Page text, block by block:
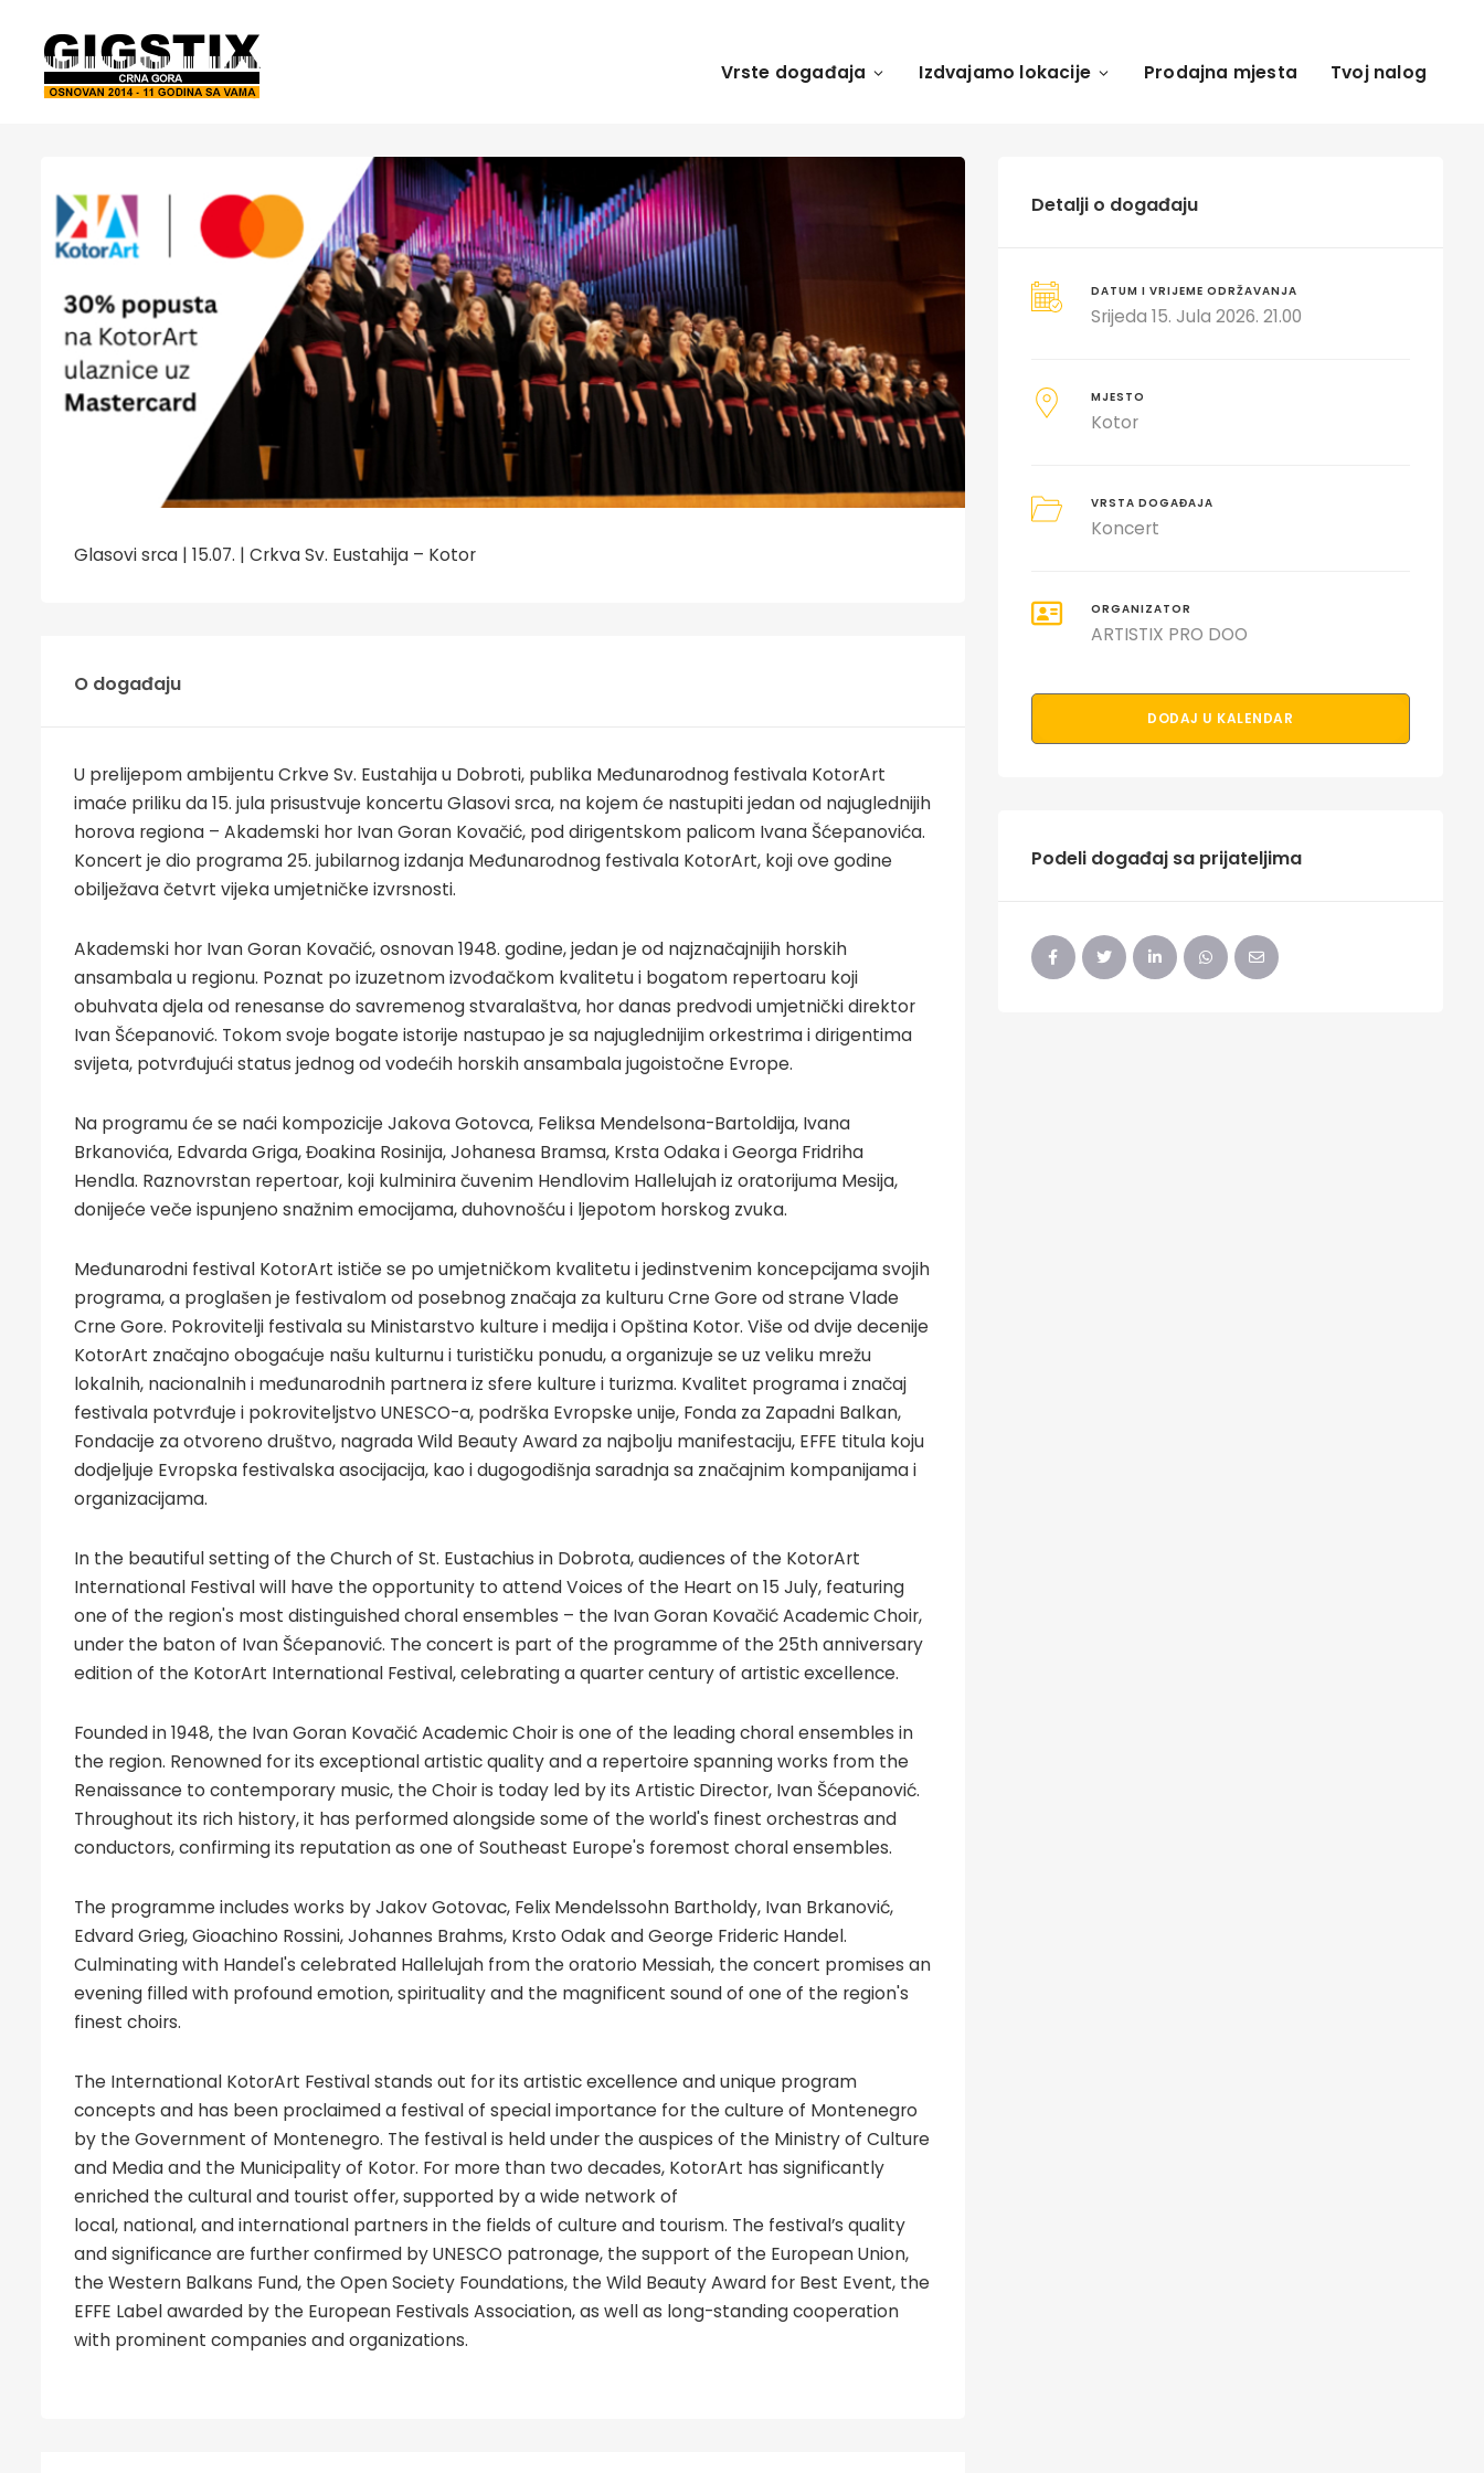
Vrste događaja Izdvajamo lokacije Prodajna mjesta Tvoj nalog
Glasovi srca | 15.07. | Crkva Sv. Eustahija – Kotor
O događaju
U prelijepom ambijentu Crkve Sv. Eustahija u Dobroti, publika Međunarodnog festivala KotorArt
imaće priliku da 15. jula prisustvuje koncertu Glasovi srca, na kojem će nastupiti jedan od najuglednijih
horova regiona – Akademski hor Ivan Goran Kovačić, pod dirigentskom palicom Ivana Šćepanovića.
Koncert je dio programa 25. jubilarnog izdanja Međunarodnog festivala KotorArt, koji ove godine
obilježava četvrt vijeka umjetničke izvrsnosti.
Akademski hor Ivan Goran Kovačić, osnovan 1948. godine, jedan je od najznačajnijih horskih
ansambala u regionu. Poznat po izuzetnom izvođačkom kvalitetu i bogatom repertoaru koji
obuhvata djela od renesanse do savremenog stvaralaštva, hor danas predvodi umjetnički direktor
Ivan Šćepanović. Tokom svoje bogate istorije nastupao je sa najuglednijim orkestrima i dirigentima
svijeta, potvrđujući status jednog od vodećih horskih ansambala jugoistočne Evrope.
Na programu će se naći kompozicije Jakova Gotovca, Feliksa Mendelsona-Bartoldija, Ivana
Brkanovića, Edvarda Griga, Đoakina Rosinija, Johanesa Bramsa, Krsta Odaka i Georga Fridriha
Hendla. Raznovrstan repertoar, koji kulminira čuvenim Hendlovim Hallelujah iz oratorijuma Mesija,
donijeće veče ispunjeno snažnim emocijama, duhovnošću i ljepotom horskog zvuka.
Međunarodni festival KotorArt ističe se po umjetničkom kvalitetu i jedinstvenim koncepcijama svojih
programa, a proglašen je festivalom od posebnog značaja za kulturu Crne Gore od strane Vlade
Crne Gore. Pokrovitelji festivala su Ministarstvo kulture i medija i Opština Kotor. Više od dvije decenije
KotorArt značajno obogaćuje našu kulturnu i turističku ponudu, a organizuje se uz veliku mrežu
lokalnih, nacionalnih i međunarodnih partnera iz sfere kulture i turizma. Kvalitet programa i značaj
festivala potvrđuje i pokroviteljstvo UNESCO-a, podrška Evropske unije, Fonda za Zapadni Balkan,
Fondacije za otvoreno društvo, nagrada Wild Beauty Award za najbolju manifestaciju, EFFE titula koju
dodjeljuje Evropska festivalska asocijacija, kao i dugogodišnja saradnja sa značajnim kompanijama i
organizacijama.
In the beautiful setting of the Church of St. Eustachius in Dobrota, audiences of the KotorArt
International Festival will have the opportunity to attend Voices of the Heart on 15 July, featuring
one of the region's most distinguished choral ensembles – the Ivan Goran Kovačić Academic Choir,
under the baton of Ivan Šćepanović. The concert is part of the programme of the 25th anniversary
edition of the KotorArt International Festival, celebrating a quarter century of artistic excellence.
Founded in 1948, the Ivan Goran Kovačić Academic Choir is one of the leading choral ensembles in
the region. Renowned for its exceptional artistic quality and a repertoire spanning works from the
Renaissance to contemporary music, the Choir is today led by its Artistic Director, Ivan Šćepanović.
Throughout its rich history, it has performed alongside some of the world's finest orchestras and
conductors, confirming its reputation as one of Southeast Europe's foremost choral ensembles.
The programme includes works by Jakov Gotovac, Felix Mendelssohn Bartholdy, Ivan Brkanović,
Edvard Grieg, Gioachino Rossini, Johannes Brahms, Krsto Odak and George Frideric Handel.
Culminating with Handel's celebrated Hallelujah from the oratorio Messiah, the concert promises an
evening filled with profound emotion, spirituality and the magnificent sound of one of the region's
finest choirs.
The International KotorArt Festival stands out for its artistic excellence and unique program
concepts and has been proclaimed a festival of special importance for the culture of Montenegro
by the Government of Montenegro. The festival is held under the auspices of the Ministry of Culture
and Media and the Municipality of Kotor. For more than two decades, KotorArt has significantly
enriched the cultural and tourist offer, supported by a wide network of
local, national, and international partners in the fields of culture and tourism. The festival’s quality
and significance are further confirmed by UNESCO patronage, the support of the European Union,
the Western Balkans Fund, the Open Society Foundations, the Wild Beauty Award for Best Event, the
EFFE Label awarded by the European Festivals Association, as well as long-standing cooperation
with prominent companies and organizations.
Detalji o događaju
DATUM I VRIJEME ODRŽAVANJA
Srijeda 15. Jula 2026. 21.00
MJESTO
Kotor
VRSTA DOGAĐAJA
Koncert
ORGANIZATOR
ARTISTIX PRO DOO
DODAJ U KALENDAR
Podeli događaj sa prijateljima